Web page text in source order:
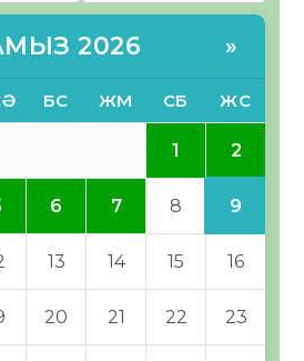
2026 »
БС ЖМ СБ ЖС
1 2
6 7 8 9
13 14 15 16
20 21 22 23